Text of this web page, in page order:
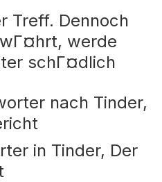
Treff. Dennoch
werde
schГ¤dlich
nach Tinder,
in Tinder, Der